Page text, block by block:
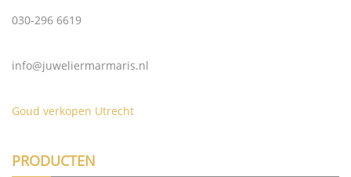
030-296 6619
info@juweliermarmaris.nl
Goud verkopen Utrecht
PRODUCTEN